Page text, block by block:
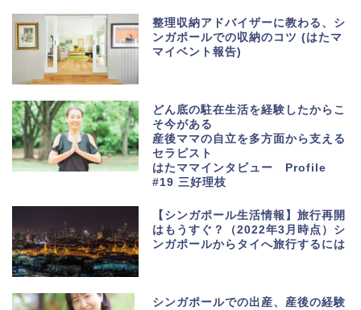
時流にのってリモートボランティア＠シンガポー
ル！zoomで打ち合わせ開催ーーはたママWeb活
動レポート
2020年1月30日
イベント・サークル
シンガポールでも働きたい！気持ちの整理と踏み
出す勇気ーーはたママゆるりお茶会レポート
2019年11月20日
イベント・サークル
BYST主催ライフスタイルフェア2019に参加して
2019年10月21日
整理収納アドバイザーに教わる、シ
ンガポールでの収納のコツ (はたマ
マイベント報告)
どん底の駐在生活を経験したからこ
そ今がある
産後ママの自立を多方面から支える
セラピスト
はたママインタビュー Profile
#19 三好理枝
【シンガポール生活情報】旅行再開
はもうすぐ？（2022年3月時点）シ
ンガポールからタイへ旅行するには
シンガポールでの出産、産後の経験